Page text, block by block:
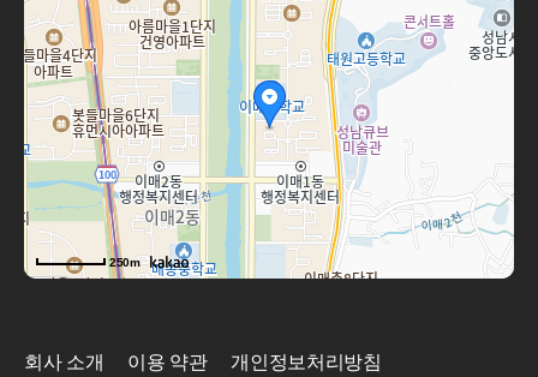
250m
회사 소개 이용 약관 개인정보처리방침